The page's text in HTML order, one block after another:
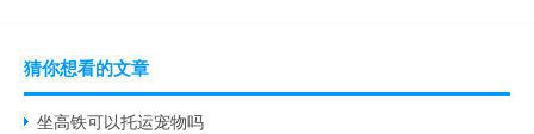
猜你想看的文章
坐高铁可以托运宠物吗